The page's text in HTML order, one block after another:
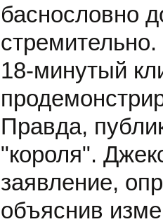
баснословно
стремительно.
18-минутый
Правда,
"короля".
заявление,
объяснив